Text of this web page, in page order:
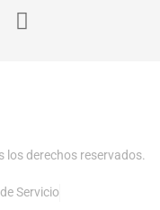
los derechos reservados.
Servicio